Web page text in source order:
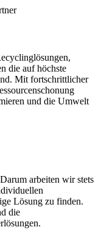
die auf höchste
Mit fortschrittlicher
und die Umwelt
arbeiten wir stets
Lösung zu finden.
die